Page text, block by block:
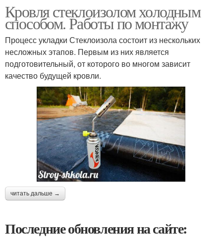
Кровля стеклоизолом холодным
способом. Работы по монтажу
Процесс укладки Стеклоизола состоит из нескольких
несложных этапов. Первым из них является
подготовительный, от которого во многом зависит
качество будущей кровли.
читать дальше →
Последние обновления на сайте: